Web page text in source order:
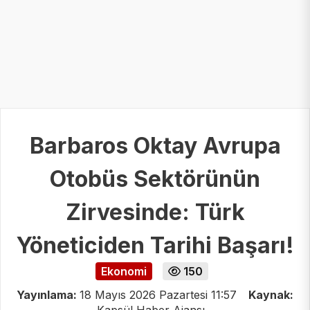
Barbaros Oktay Avrupa
Otobüs Sektörünün
Zirvesinde: Türk
Yöneticiden Tarihi Başarı!
Ekonomi
150
Yayınlama: 18 Mayıs 2026 Pazartesi 11:57
Kaynak: